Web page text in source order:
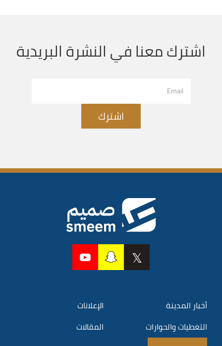
اشترك معنا في النشرة البريدية
اشترك
أخبار المدينة
الإعلانات
التغطيات والحوارات
المقالات